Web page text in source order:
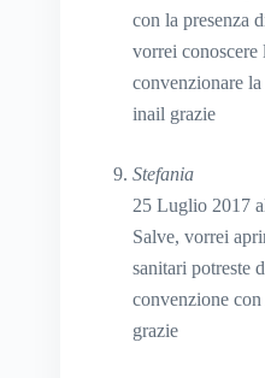
con la presenza
vorrei conoscere
convenzionare
inail grazie
Stefania
25 Luglio 2017
Salve, vorrei
sanitari potreste
convenzione
grazie